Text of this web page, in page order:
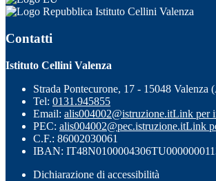
Istituto Cellini Valenza
Contatti
Istituto Cellini Valenza
Strada Pontecurone, 17 - 15048 Valenza
Tel: 0131.945855
Email: alis004002@istruzione.itLink per
PEC: alis004002@pec.istruzione.itLink
C.F.: 86002030061
IBAN:
Dichiarazione di accessibilità